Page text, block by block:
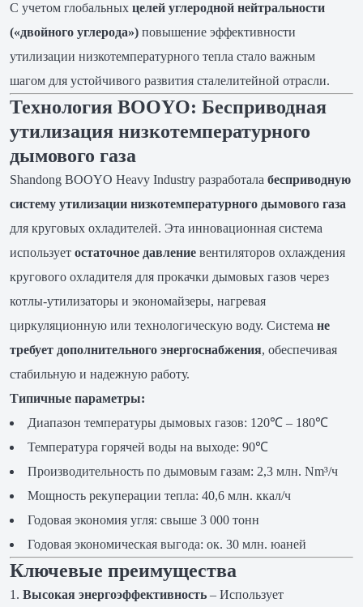
С учетом глобальных целей углеродной нейтральности
(«двойного углерода»)повышение эффективности
утилизации низкотемпературного тепла стало важным
шагом для устойчивого развития сталелитейной отрасли.
Технология BOOYO: Бесприводная
утилизация низкотемпературного
дымового газа
Shandong BOOYO Heavy Industry разработала бесприводную
систему утилизации низкотемпературного дымового газа
для круговых охладителей. Эта инновационная система
использует остаточное давлениевентиляторов охлаждения
кругового охладителя для прокачки дымовых газов через
котлы-утилизаторы и экономайзеры, нагревая
циркуляционную или технологическую воду. Система не
требует дополнительного энергоснабжения, обеспечивая
стабильную и надежную работу.
Типичные параметры:
Диапазон температуры дымовых газов: 120℃ – 180℃
Температура горячей воды на выходе: 90℃
Производительность по дымовым газам: 2,3 млн. Nm³/ч
Мощность рекуперации тепла: 40,6 млн. ккал/ч
Годовая экономия угля: свыше 3 000 тонн
Годовая экономическая выгода: ок. 30 млн. юаней
Ключевые преимущества
Высокая энергоэффективность– Использует